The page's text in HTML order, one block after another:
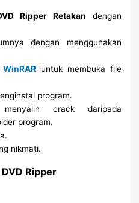
Ripper Retakan dengan
dengan menggunakan
WinRARuntuk membuka file
program.
crack daripada
program.
nikmati.
Ripper